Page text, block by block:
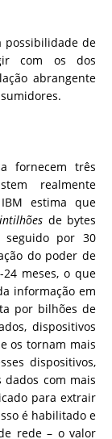
possibilidade de
com os dos
abrangente
fornecem três
realmente
estima que
de bytes
por 30
do poder de
meses, o que
informação em
por bilhões de
dispositivos
os tornam mais
dispositivos,
com mais
para extrair
é habilitado e
rede – o valor